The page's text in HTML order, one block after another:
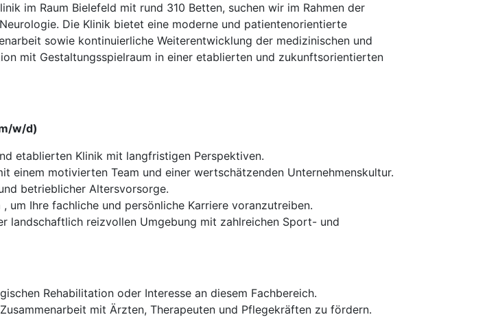
im Raum Bielefeld mit rund 310 Betten, suchen wir im Rahmen der
Die Klinik bietet eine moderne und patientenorientierte
sowie kontinuierliche Weiterentwicklung der medizinischen und
mit Gestaltungsspielraum in einer etablierten und zukunftsorientierten
w/d)
etablierten Klinik mit langfristigen Perspektiven.
einem motivierten Team und einer wertschätzenden Unternehmenskultur.
betrieblicher Altersvorsorge.
, um Ihre fachliche und persönliche Karriere voranzutreiben.
landschaftlich reizvollen Umgebung mit zahlreichen Sport- und
Rehabilitation oder Interesse an diesem Fachbereich.
mit Ärzten, Therapeuten und Pflegekräften zu fördern.